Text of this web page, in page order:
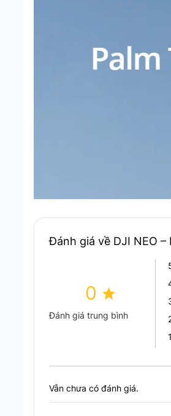
Đánh giá về DJI NEO
0
Đánh giá trung bình
1
Vẫn chưa có đánh giá.